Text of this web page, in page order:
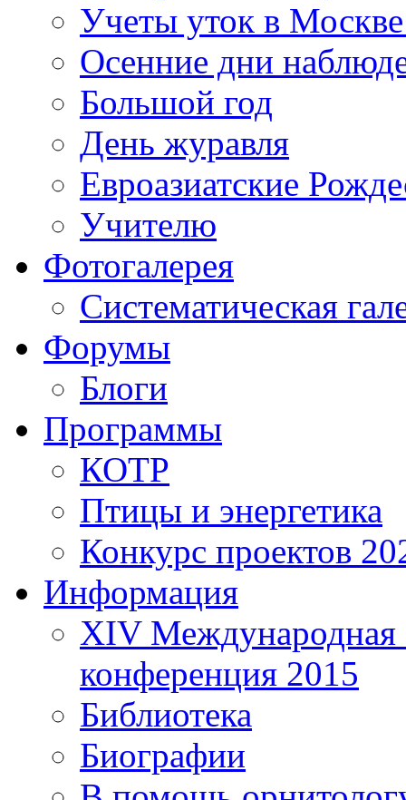
Учеты уток в
Осенние дни
Большой год
День журавля
Евроазиатские
Учителю
Фотогалерея
Систематическая
Форумы
Блоги
Программы
КОТР
Птицы и энергетика
Конкурс проектов
Информация
XIV Международная
конференция 2015
Библиотека
Биографии